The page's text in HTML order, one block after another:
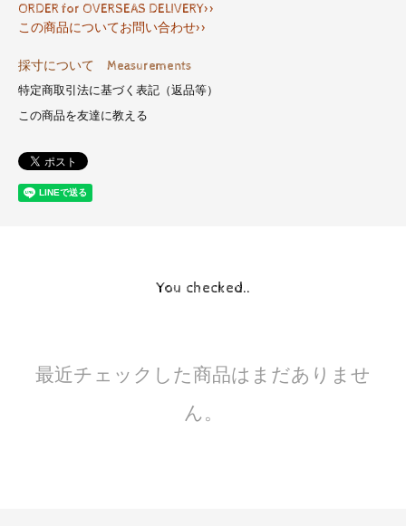
ORDER for OVERSEAS DELIVERY>>
この商品についてお問い合わせ>>
採寸について Measurements
特定商取引法に基づく表記（返品等）
この商品を友達に教える
You checked..
最近チェックした商品はまだありませ
ん。